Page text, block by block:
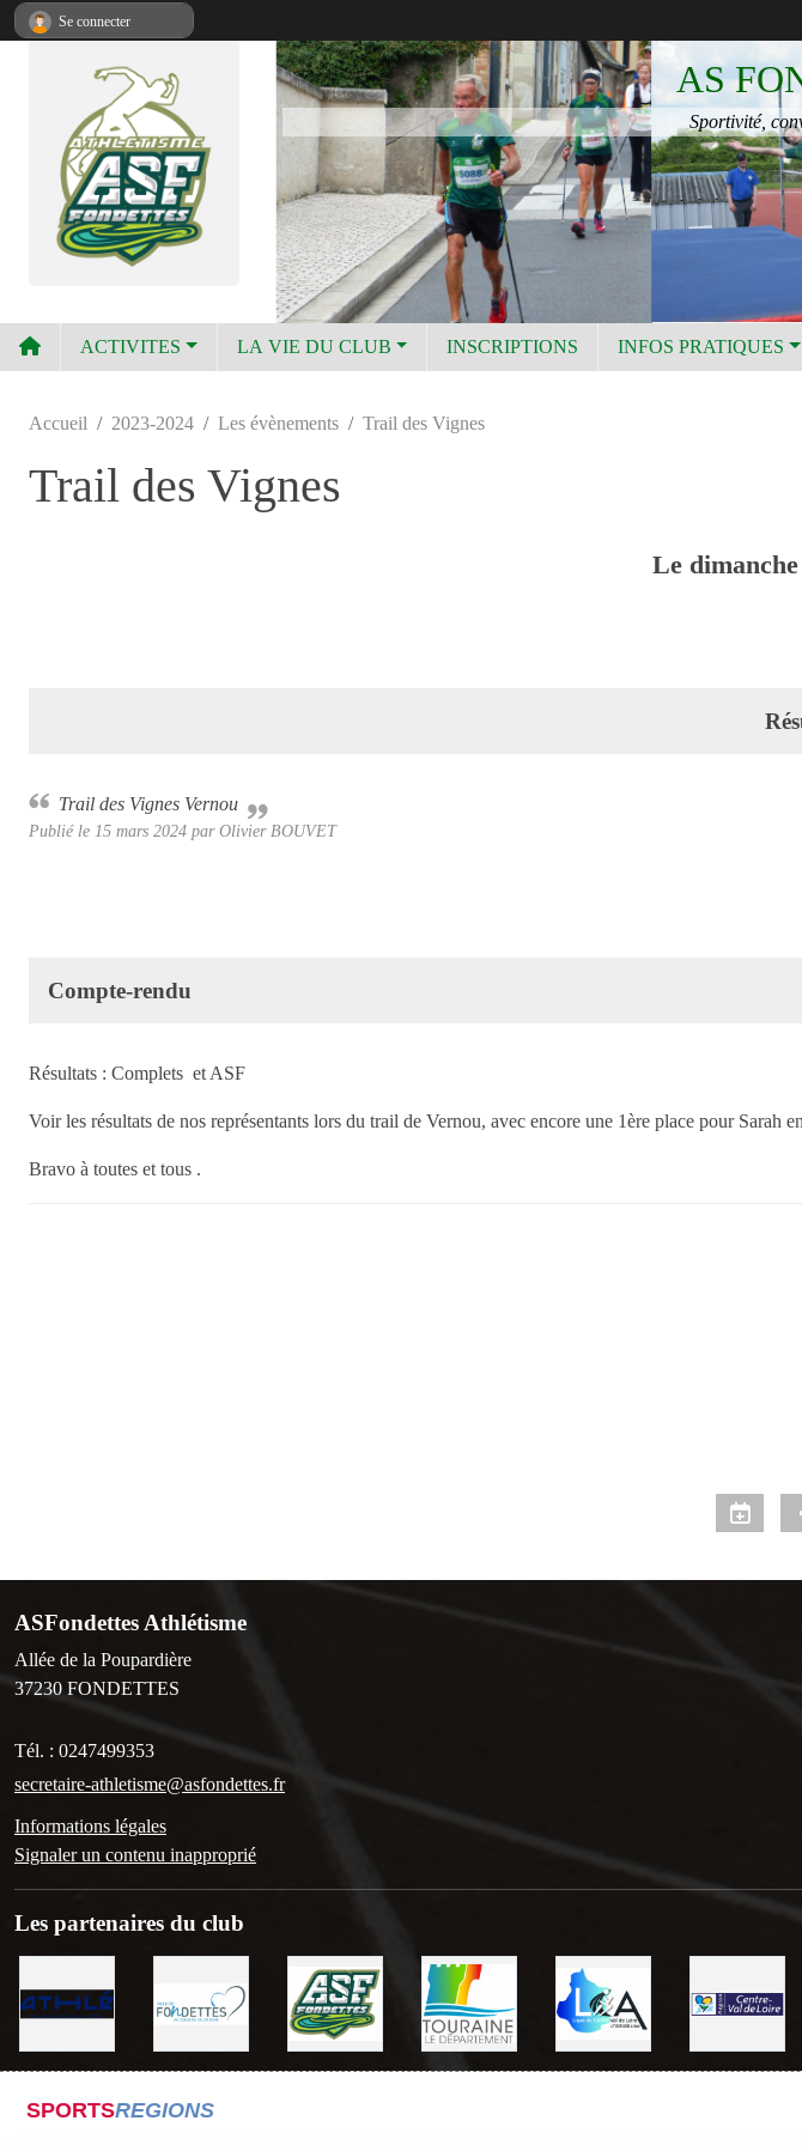
AS
Sportivité,
ACTIVITES LA VIE DU CLUB INSCRIPTIONS INFOS PRATIQUES
Accueil 2023-2024 Les évènements Trail des Vignes
Trail des Vignes
Le dimanche
Trail des Vignes Vernou
Publié le 15 mars 2024 par Olivier BOUVET
Compte-rendu
Résultats : Complets et ASF
Voir les résultats de nos représentants lors du trail de Vernou, avec encore une 1ère place pour Sarah
Bravo à toutes et tous .
ASFondettes Athlétisme
Allée de la Poupardière
37230 FONDETTES
Tél. : 0247499353
secretaire-athletisme@asfondettes.fr
Informations légales
Signaler un contenu inapproprié
Les partenaires du club
SPORTSREGIONS
Se connecter
Panneau de gestion des cookies